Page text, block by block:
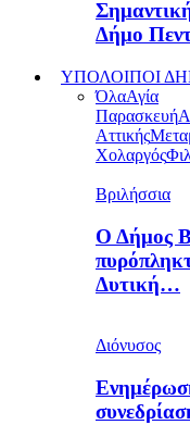
Δήμο
ΥΠΟΛΟΙΠΟΙ
ΌλαΑγία
Παρασκευή
Αττικής
Χολαργός
Βριλήσσια
Ο Δήμος
Δυτική…
Διόνυσος